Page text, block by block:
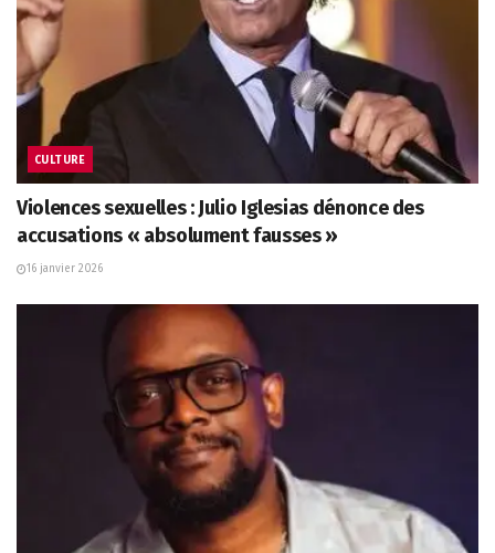
CULTURE
Violences sexuelles : Julio Iglesias dénonce des
accusations « absolument fausses »
16 janvier 2026